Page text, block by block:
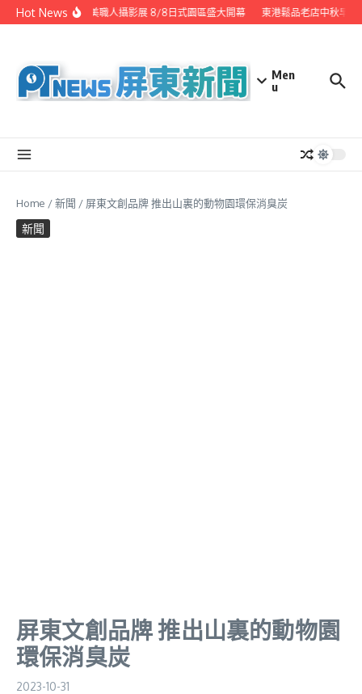
Skip to content
Hot News潮州之美職人攝影展 8/8日式園區盛大開幕 東港鬆品老店中秋早鳥
Men
u
Home /新聞 / 屏東文創品牌 推出山裏的動物園環保消臭炭
新聞
屏東文創品牌 推出山裏的動物園
環保消臭炭
2023-10-31